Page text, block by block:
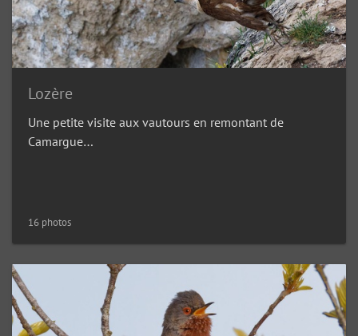
Lozère
Une petite visite aux vautours en remontant de
Camargue…
16 photos